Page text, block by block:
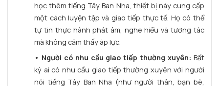
học thêm tiếng Tây Ban Nha, thiết bị này cung cấp
một cách luyện tập và giao tiếp thực tế. Họ có thể
tự tin thực hành phát âm, nghe hiểu và tương tác
mà không cảm thấy áp lực.
• Người có nhu cầu giao tiếp thường xuyên: Bất
kỳ ai có nhu cầu giao tiếp thường xuyên với người
nói tiếng Tây Ban Nha (như người thân, bạn bè,